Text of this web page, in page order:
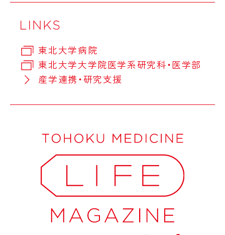
東北大学病院
東北大学大学院医学系研究科・医学部
産学連携・研究支援